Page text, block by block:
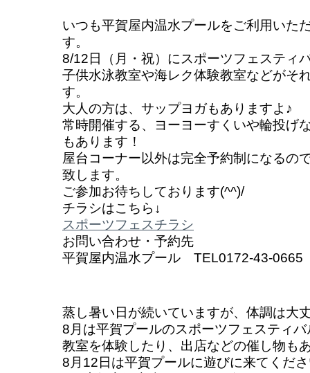
いつも平賀屋内温水プールをご利用いた
す。
8/12日（月・祝）にスポーツフェスティ
子供水泳教室や海レク体験教室などがそ
す。
大人の方は、サップヨガもありますよ♪
常時開催する、ヨーヨーすくいや輪投げ
もあります！
屋台コーナー以外は完全予約制になるの
致します。
ご参加お待ちしております(^^)/
チラシはこちら↓
スポーツフェスチラシ
お問い合わせ・予約先
平賀屋内温水プール TEL0172-43-0665
蒸し暑い日が続いていますが、体調は大
8月は平賀プールのスポーツフェスティ
教室を体験したり、出店などの催し物も
8月12日は平賀プールに遊びに来てくだ